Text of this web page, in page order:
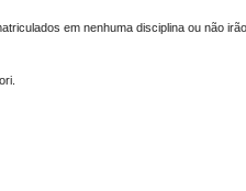
em nenhuma disciplina ou não